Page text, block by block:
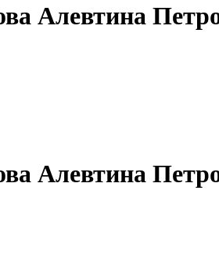
Алевтина
Алевтина